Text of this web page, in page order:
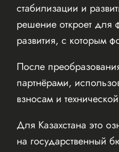
стабилизации и
решение откроет для
развития, с которым
После
партнёрами,
взносам и
Для Казахстана это
на государственный